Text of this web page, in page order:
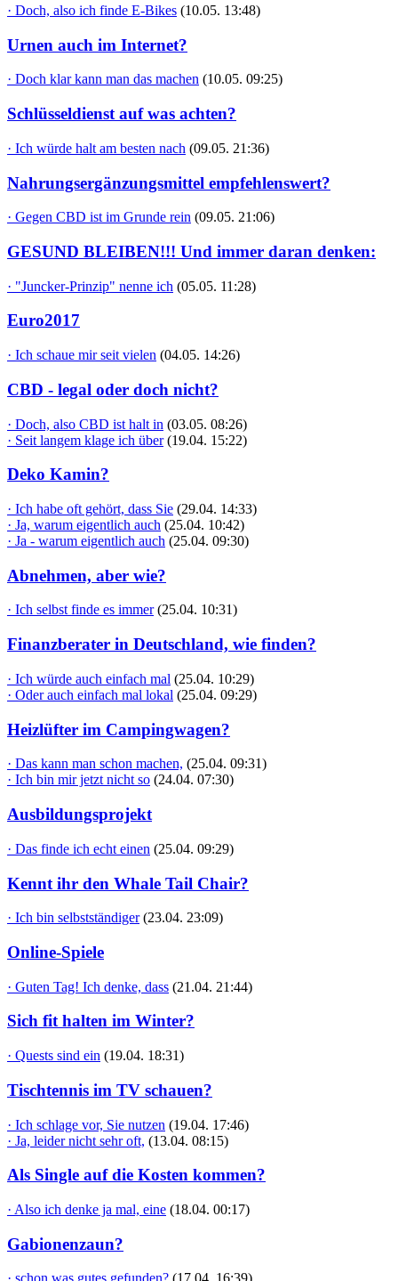
· Doch, also ich finde E-Bikes (10.05. 13:48)
Urnen auch im Internet?
· Doch klar kann man das machen (10.05. 09:25)
Schlüsseldienst auf was achten?
· Ich würde halt am besten nach (09.05. 21:36)
Nahrungsergänzungsmittel empfehlenswert?
· Gegen CBD ist im Grunde rein (09.05. 21:06)
GESUND BLEIBEN!!! Und immer daran denken:
· "Juncker-Prinzip" nenne ich (05.05. 11:28)
Euro2017
· Ich schaue mir seit vielen (04.05. 14:26)
CBD - legal oder doch nicht?
· Doch, also CBD ist halt in (03.05. 08:26)
· Seit langem klage ich über (19.04. 15:22)
Deko Kamin?
· Ich habe oft gehört, dass Sie (29.04. 14:33)
· Ja, warum eigentlich auch (25.04. 10:42)
· Ja - warum eigentlich auch (25.04. 09:30)
Abnehmen, aber wie?
· Ich selbst finde es immer (25.04. 10:31)
Finanzberater in Deutschland, wie finden?
· Ich würde auch einfach mal (25.04. 10:29)
· Oder auch einfach mal lokal (25.04. 09:29)
Heizlüfter im Campingwagen?
· Das kann man schon machen, (25.04. 09:31)
· Ich bin mir jetzt nicht so (24.04. 07:30)
Ausbildungsprojekt
· Das finde ich echt einen (25.04. 09:29)
Kennt ihr den Whale Tail Chair?
· Ich bin selbstständiger (23.04. 23:09)
Online-Spiele
· Guten Tag! Ich denke, dass (21.04. 21:44)
Sich fit halten im Winter?
· Quests sind ein (19.04. 18:31)
Tischtennis im TV schauen?
· Ich schlage vor, Sie nutzen (19.04. 17:46)
· Ja, leider nicht sehr oft, (13.04. 08:15)
Als Single auf die Kosten kommen?
· Also ich denke ja mal, eine (18.04. 00:17)
Gabionenzaun?